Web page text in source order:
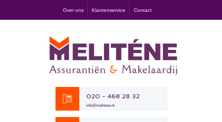
Over ons Klantenservice Contact
020 - 468 28 32
info@melitene.nl